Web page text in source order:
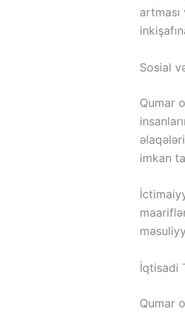
Sosial
Qumar
imkan
İqtisadi
Qumar